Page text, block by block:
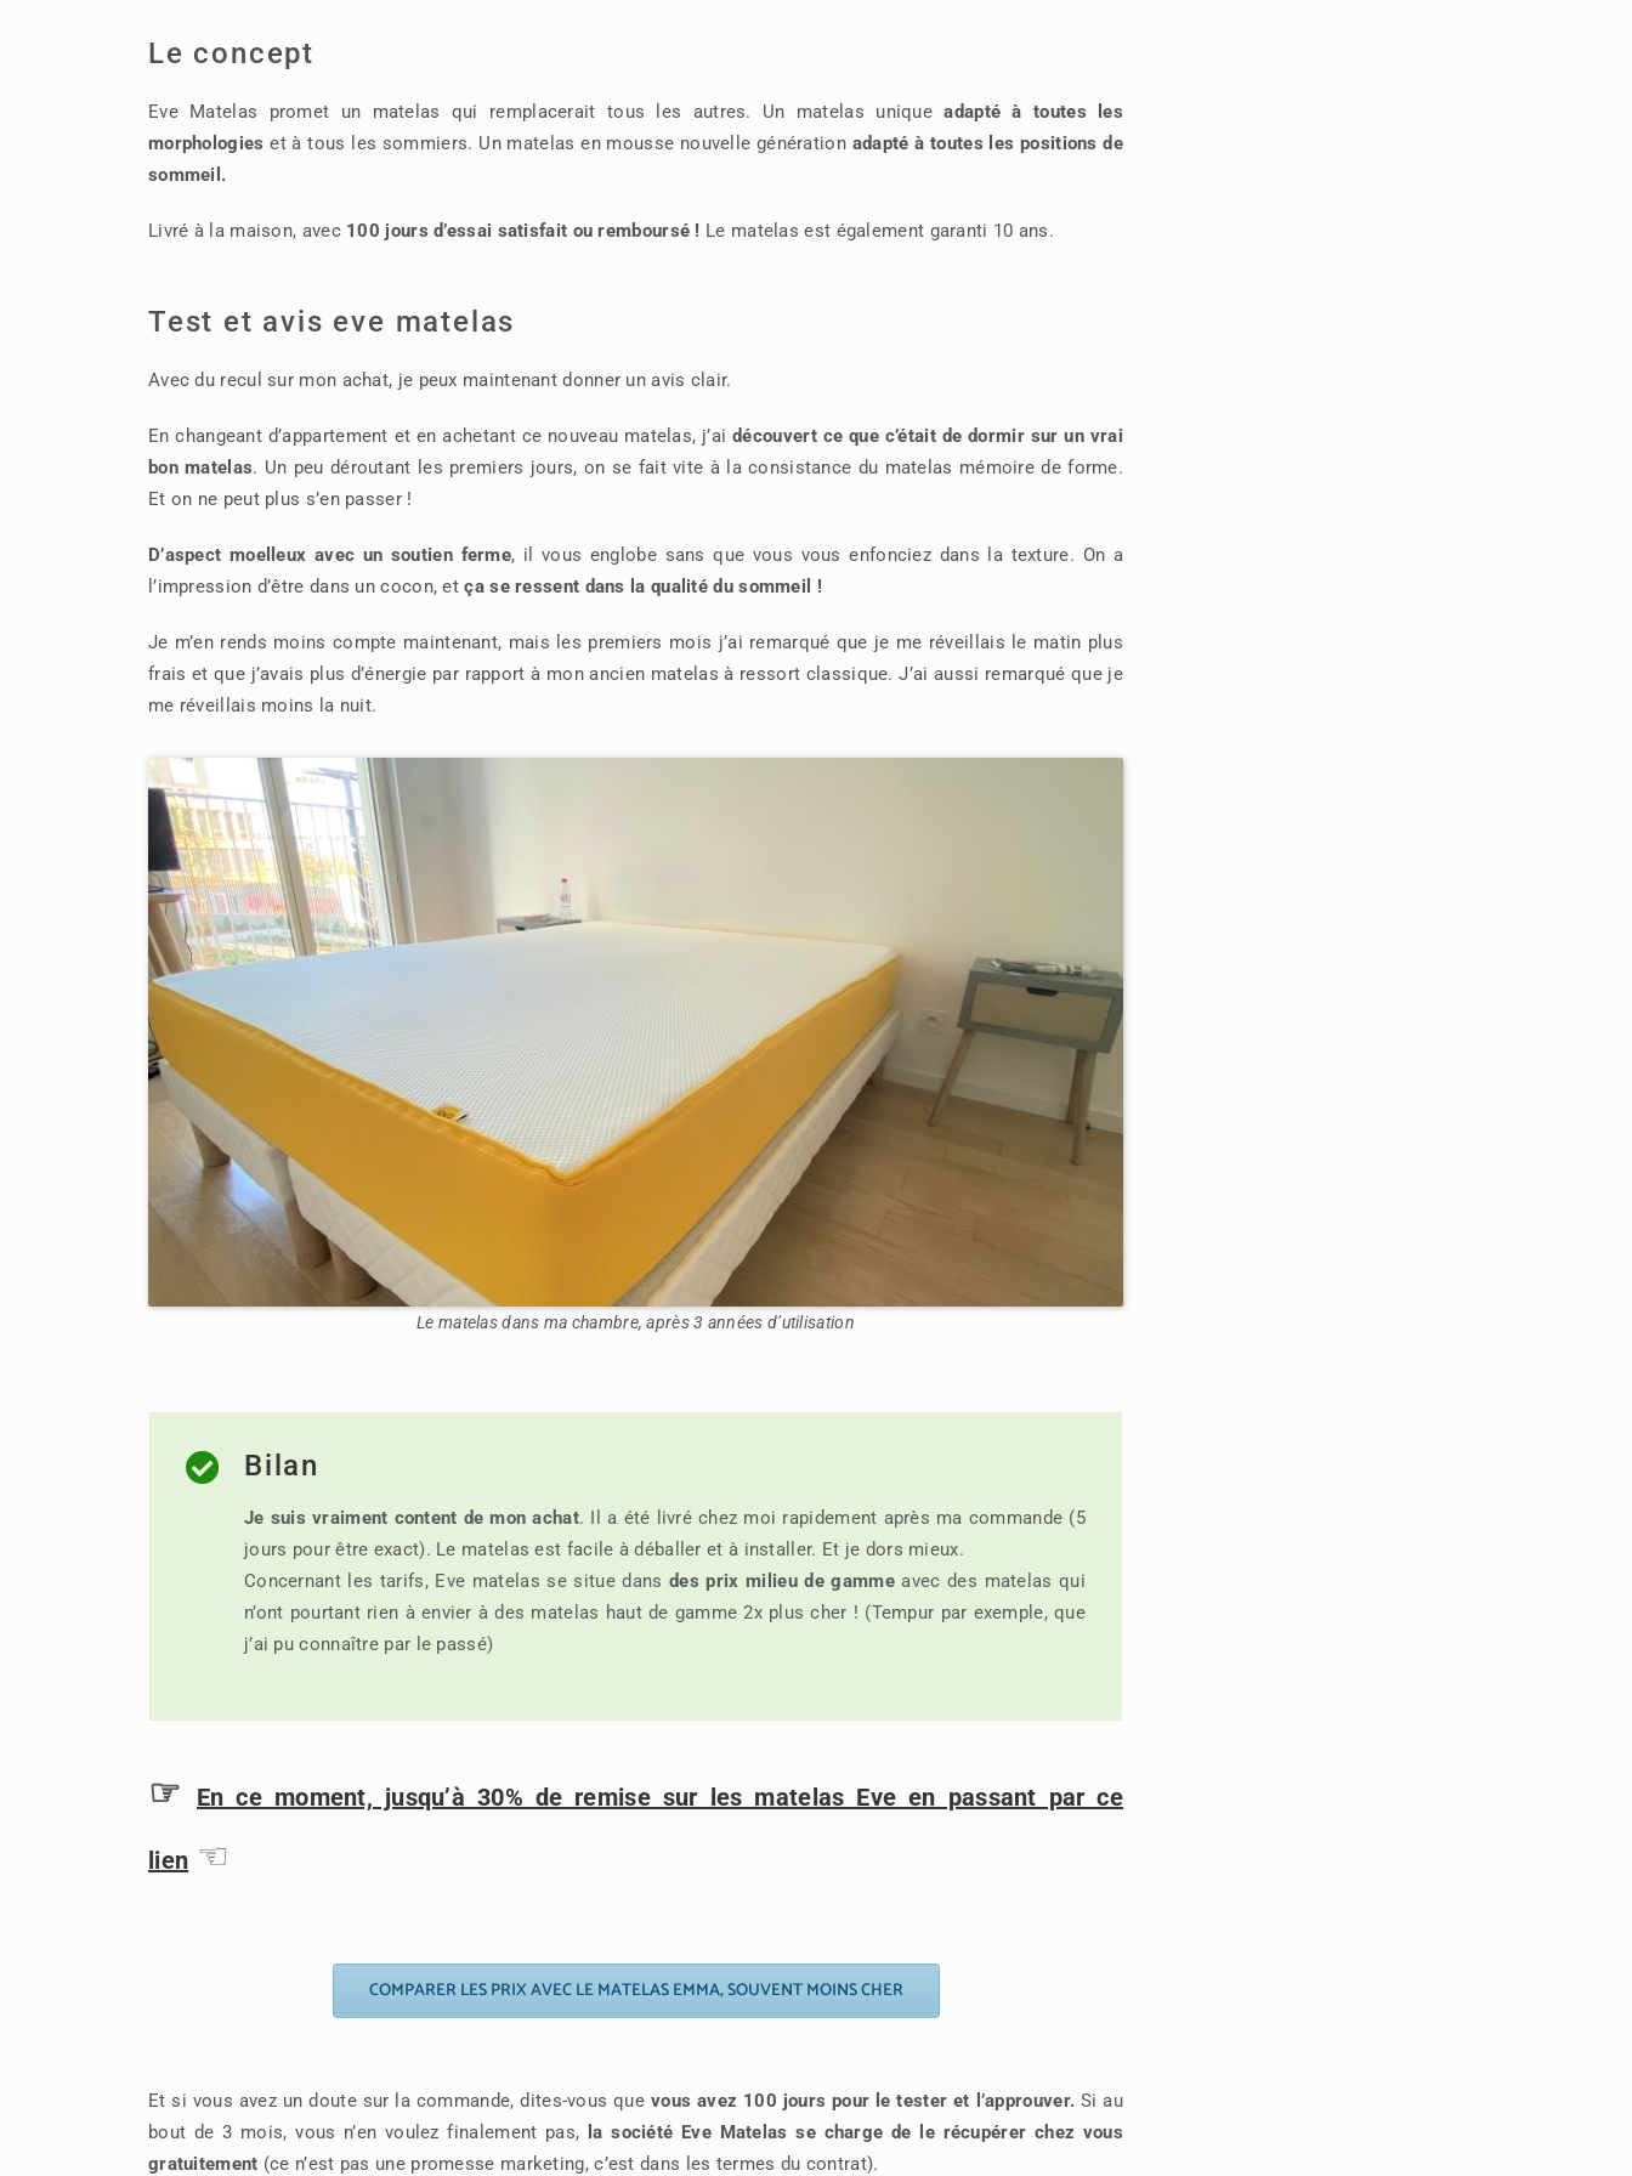
Le concept
Eve Matelas promet un matelas qui remplacerait tous les autres. Un matelas uniqueadapté à toutes les
morphologies et à tous les sommiers. Un matelas en mousse nouvelle génération adapté à toutes les positions de
sommeil.
Livré à la maison, avec 100 jours d’essai satisfait ou remboursé ! Le matelas est également garanti 10 ans.
Test et avis eve matelas
Avec du recul sur mon achat, je peux maintenant donner un avis clair.
En changeant d’appartement et en achetant ce nouveau matelas, j’aidécouvert ce que c’était de dormir sur un vrai
bon matelas. Un peu déroutant les premiers jours, on se fait vite à la consistance du matelas mémoire de forme.
Et on ne peut plus s’en passer !
D’aspect moelleux avec un soutien ferme, il vous englobe sans que vous vous enfonciez dans la texture. On a
l’impression d’être dans un cocon, etça se ressent dans la qualité du sommeil !
Je m’en rends moins compte maintenant, mais les premiers mois j’ai remarqué que je me réveillais le matin plus
frais et que j’avais plus d’énergie par rapport à mon ancien matelas à ressort classique. J’ai aussi remarqué que je
me réveillais moins la nuit.
Le matelas dans ma chambre, après 3 années d’utilisation
Bilan
Je suis vraiment content de mon achat. Il a été livré chez moi rapidement après ma commande (5
jours pour être exact). Le matelas est facile à déballer et à installer. Et je dors mieux.
Concernant les tarifs, Eve matelas se situe dansdes prix milieu de gamme avec des matelas qui
n’ont pourtant rien à envier à des matelas haut de gamme 2x plus cher ! (Tempur par exemple, que
j’ai pu connaître par le passé)
☞ En ce moment, jusqu’à 30% de remise sur les matelas Eve en passant par ce
lien ☜
COMPARER LES PRIX AVEC LE MATELAS EMMA, SOUVENT MOINS CHER
Et si vous avez un doute sur la commande, dites-vous que vous avez 100 jours pour le tester et l’approuver. Si au
bout de 3 mois, vous n’en voulez finalement pas,
la société Eve Matelas se charge de le récupérer chez vous
gratuitement (ce n’est pas une promesse marketing, c’est dans les termes du contrat).